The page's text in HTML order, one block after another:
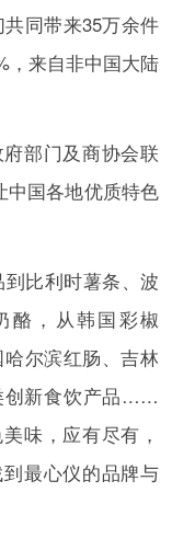
同带来35万余件
，来自非中国大陆
部门及商协会联
中国各地优质特色
比利时薯条、波
酪，从韩国彩椒
尔滨红肠、吉林
创新食饮产品……
味，应有尽有，
最心仪的品牌与